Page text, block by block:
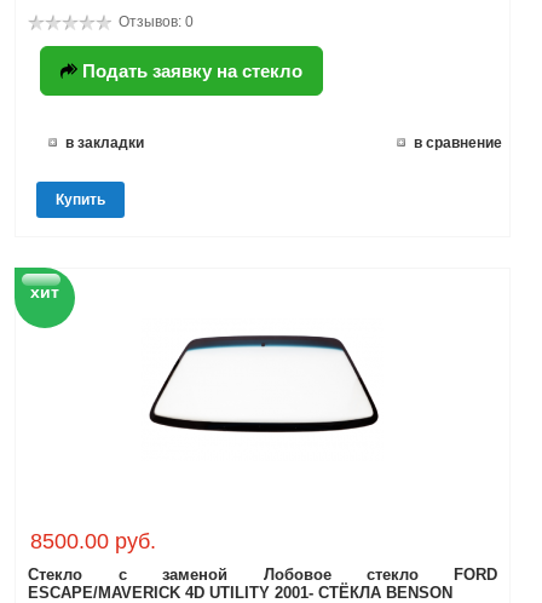
Отзывов: 0
Подать заявку на стекло
в закладки в сравнение
Купить
хит
8500.00 руб.
Стекло с заменой Лобовое стекло FORD
ESCAPE/MAVERICK 4D UTILITY 2001- СТЁКЛА BENSON